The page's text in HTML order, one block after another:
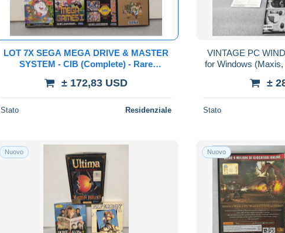
LOT 7X SEGA MEGA DRIVE & MASTER
SYSTEM - CIB (Complete) - Rare
Stickers + manuals
± 172,83 USD
Stato Residenziale
VINTAGE PC
for Windows
±
Stato
Nuovo Nuovo